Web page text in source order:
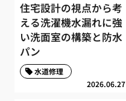
住宅設計の視点から考
える洗濯機水漏れに強
い洗面室の構築と防水
パン
2026.06.27
水道修理